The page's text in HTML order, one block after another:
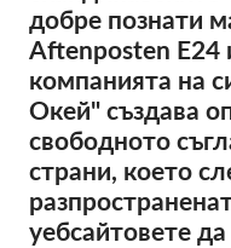
добре познати
Aftenposten E24
компанията на
Окей" създава
свободното
страни, което
уебсайтовете